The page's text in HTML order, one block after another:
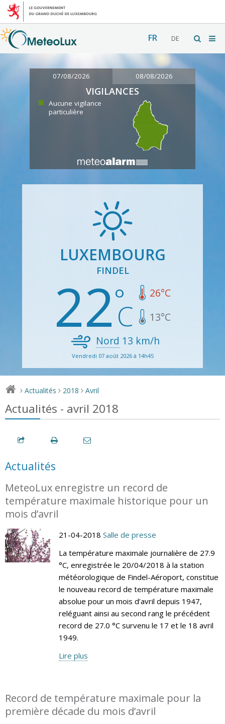
FR DE
07/08/2026 08/08/2026
VIGILANCES
Aucune vigilance
particulière
LUXEMBOURG
FINDEL
22 26°C
13°C
Nord 13 km/h
Vendredi 07 août 2026 à 14h45
> Actualités > 2018 > Avril
Actualités - avril 2018
Actualités
MeteoLux enregistre un record de
température maximale historique pour un
mois d’avril
21-04-2018 Salle de presse
La température maximale journalière de 27.9
°C, enregistrée le 20/04/2018 à la station
météorologique de Findel-Aéroport, constitue
le nouveau record de température maximale
absolue pour un mois d’avril depuis 1947,
reléguant ainsi au second rang le précédent
record de 27.0 °C survenu le 17 et le 18 avril
1949.
Lire plus
Record de température maximale pour la
première décade du mois d’avril